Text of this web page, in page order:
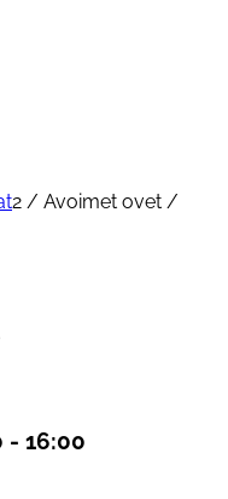
2 / Avoimet ovet /
- 16:00